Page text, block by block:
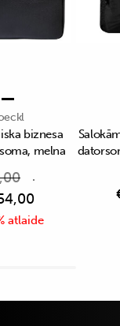
biznesa
melna
atlaide